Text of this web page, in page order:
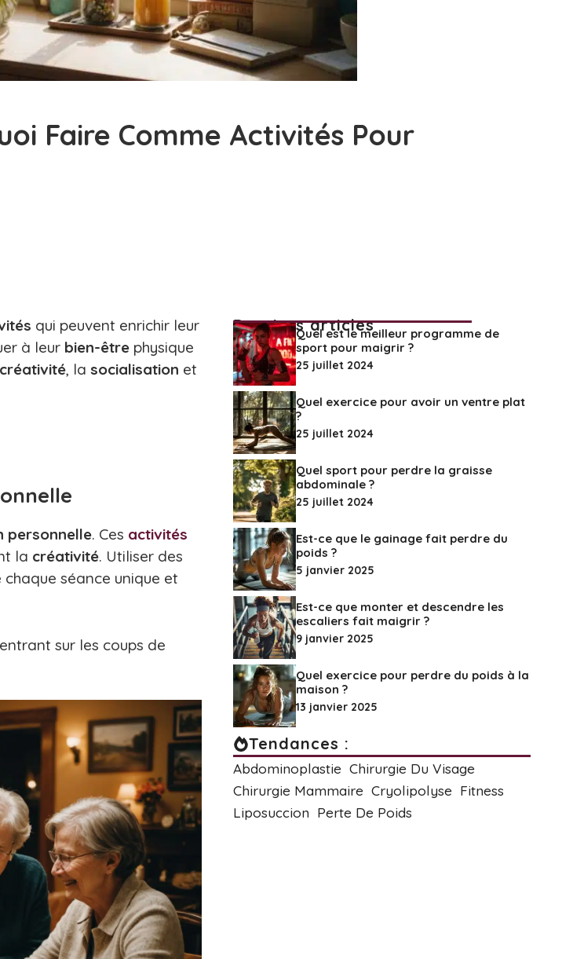
Faire Comme Activités Pour
qui peuvent enrichir leur
à leur bien-être physique
créativité, la socialisation et
personnelle. Ces activités
la créativité. Utiliser des
séance unique et
sur les coups de
Derniers articles
Quel est le meilleur programme de
sport pour maigrir ?
25 juillet 2024
Quel exercice pour avoir un ventre plat
?
25 juillet 2024
Quel sport pour perdre la graisse
abdominale ?
25 juillet 2024
Est-ce que le gainage fait perdre du
poids ?
5 janvier 2025
Est-ce que monter et descendre les
escaliers fait maigrir ?
9 janvier 2025
Quel exercice pour perdre du poids à la
maison ?
13 janvier 2025
Tendances :
Abdominoplastie Chirurgie Du Visage
Chirurgie Mammaire Cryolipolyse Fitness
Liposuccion Perte De Poids